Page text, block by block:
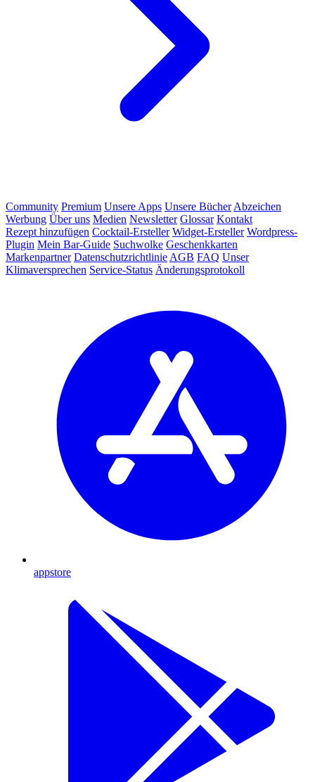
Community Premium Unsere Apps Unsere Bücher Abzeichen
Werbung Über uns Medien Newsletter Glossar Kontakt
Rezept hinzufügen Cocktail-Ersteller Widget-Ersteller Wordpress-
Plugin Mein Bar-Guide Suchwolke Geschenkkarten
Markenpartner Datenschutzrichtlinie AGB FAQ Unser
Klimaversprechen Service-Status Änderungsprotokoll
appstore